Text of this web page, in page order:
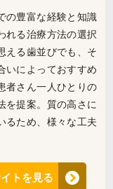
の豊富な経験と知識
れる治療方法の選択
える歯並びでも、そ
いによっておすすめ
者さん一人ひとりの
を提案。質の高さに
るため、様々な工夫
トを見る